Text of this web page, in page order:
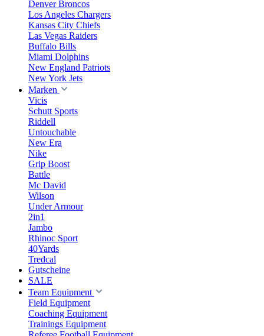
Denver Broncos
Los Angeles Chargers
Kansas City Chiefs
Las Vegas Raiders
Buffalo Bills
Miami Dolphins
New England Patriots
New York Jets
Marken
Vicis
Schutt Sports
Riddell
Untouchable
New Era
Nike
Grip Boost
Battle
Mc David
Wilson
Under Armour
2in1
Jambo
Rhinoc Sport
40Yards
Tredcal
Gutscheine
SALE
Team Equipment
Field Equipment
Coaching Equipment
Trainings Equipment